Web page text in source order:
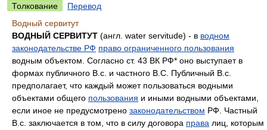
Толкование
Перевод
Водный сервитут
ВОДНЫЙ СЕРВИТУТ (англ. water servitude) - в водном
законодательстве РФ право ограниченного пользования
водным объектом. Согласно ст. 43 ВК РФ* оно выступает в
формах публичного В.с. и частного B.C. Публичный В.с.
предполагает, что каждый может пользоваться водными
объектами общего пользования и иными водными объектами,
если иное не предусмотрено законодательством РФ. Частный
В.с. заключается в том, что в силу договора права лиц, которым